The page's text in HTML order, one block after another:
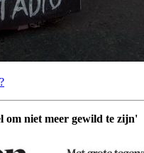
om niet meer gewild te zijn'